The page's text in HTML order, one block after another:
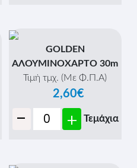
GOLDEN
ΑΛΟΥΜΙΝΟΧΑΡΤΟ 30m
Τιμή τμχ. (Με Φ.Π.Α)
2,60€
- + Τεμάχια